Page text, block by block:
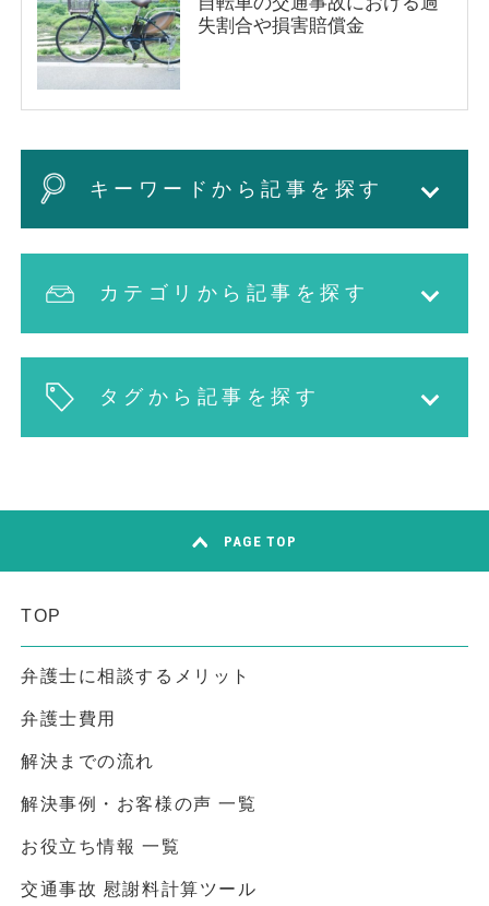
失割合や損害賠償金
キーワードから記事を探す
カテゴリから記事を探す
タグから記事を探す
PAGE TOP
TOP
弁護士に相談するメリット
弁護士費用
解決までの流れ
解決事例・お客様の声 一覧
お役立ち情報 一覧
交通事故 慰謝料計算ツール